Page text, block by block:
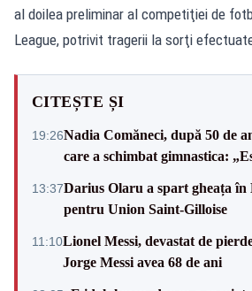
al doilea preliminar al competiţiei de
League, potrivit tragerii la sorţi
CITEȘTE ȘI
19:26Nadia Comăneci, după 50 de
care a schimbat gimnastica:
13:37Darius Olaru a spart gheața în
pentru Union Saint-Gilloise
11:10Lionel Messi, devastat de
Jorge Messi avea 68 de ani